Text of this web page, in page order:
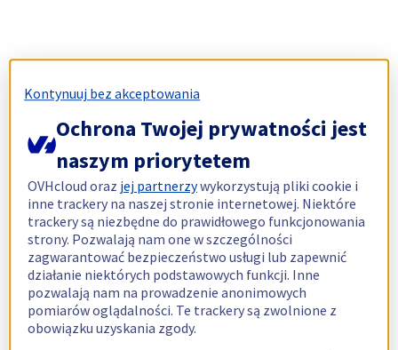
Kontynuuj bez akceptowania
Ochrona Twojej prywatności jest
naszym priorytetem
OVHcloud oraz jej partnerzywykorzystują pliki cookie i
inne trackery na naszej stronie internetowej. Niektóre
trackery są niezbędne do prawidłowego funkcjonowania
strony. Pozwalają nam one w szczególności
zagwarantować bezpieczeństwo usługi lub zapewnić
działanie niektórych podstawowych funkcji. Inne
pozwalają nam na prowadzenie anonimowych
pomiarów oglądalności. Te trackery są zwolnione z
obowiązku uzyskania zgody.